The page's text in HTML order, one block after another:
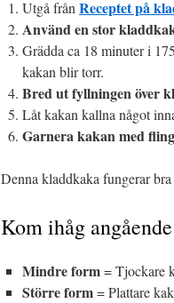
Utgå från Receptet på
Använd en stor
Grädda ca 18 minuter i
kakan blir torr.
Bred ut fyllningen över
Låt kakan kallna något
Garnera kakan med
Denna kladdkaka fungerar
Kom ihåg
Mindre form= Tjockare
Större form= Plattare